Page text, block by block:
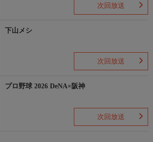
次回放送
下山メシ
次回放送
プロ野球 2026 DeNA×阪神
次回放送